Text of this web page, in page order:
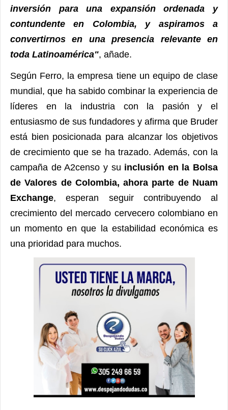
inversión para una expansión ordenada y
contundente en Colombia, y aspiramos a
convertirnos en una presencia relevante en
toda Latinoamérica", añade.
Según Ferro, la empresa tiene un equipo de clase
mundial, que ha sabido combinar la experiencia de
líderes en la industria con la pasión y el
entusiasmo de sus fundadores y afirma que Bruder
está bien posicionada para alcanzar los objetivos
de crecimiento que se ha trazado. Además, con la
campaña de A2censo y su inclusión en la Bolsa
de Valores de Colombia, ahora parte de Nuam
Exchange, esperan seguir contribuyendo al
crecimiento del mercado cervecero colombiano en
un momento en que la estabilidad económica es
una prioridad para muchos.